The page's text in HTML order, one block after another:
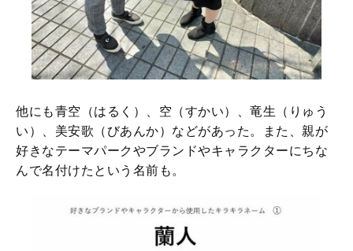
他にも青空（はるく）、空（すかい）、竜生（りゅう
い）、美安歌（びあんか）などがあった。また、親が
好きなテーマパークやブランドやキャラクターにちな
んで名付けたという名前も。